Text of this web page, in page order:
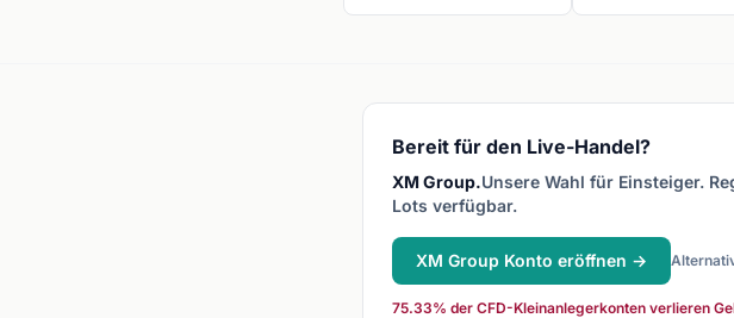
Bereit für den Live-Handel?
XM Group.Unsere Wahl für Einsteiger.
Lots verfügbar.
XM Group Konto eröffnen →
75.33% der CFD-Kleinanlegerkonten verlieren